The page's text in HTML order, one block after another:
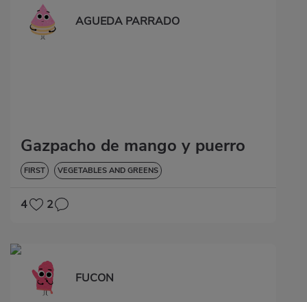
AGUEDA PARRADO
Gazpacho de mango y puerro
FIRST VEGETABLES AND GREENS
4 2
FUCON